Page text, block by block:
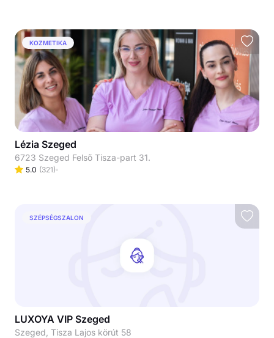
KOZMETIKA
Lézia Szeged
6723 Szeged Felső Tisza-part 31.
5.0 (321)
SZÉPSÉGSZALON
LUXOYA VIP Szeged
Szeged, Tisza Lajos körút 58